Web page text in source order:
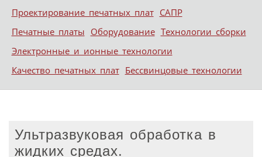
Проектирование печатных плат САПР
Печатные платы Оборудование Технологии сборки
Электронные и ионные технологии
Качество печатных плат Бессвинцовые технологии
Ультразвуковая обработка в
жидких средах.